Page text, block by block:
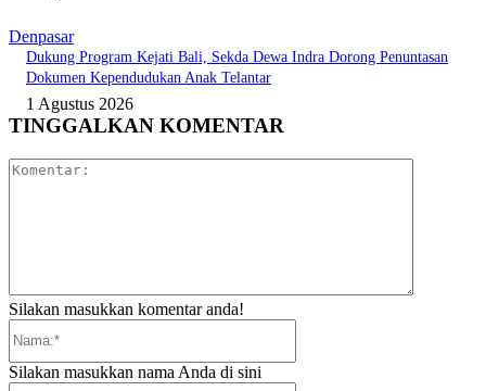
Denpasar
Dukung Program Kejati Bali, Sekda Dewa Indra Dorong Penuntasan
Dokumen Kependudukan Anak Telantar
1 Agustus 2026
TINGGALKAN KOMENTAR
Silakan masukkan komentar anda!
Silakan masukkan nama Anda di sini